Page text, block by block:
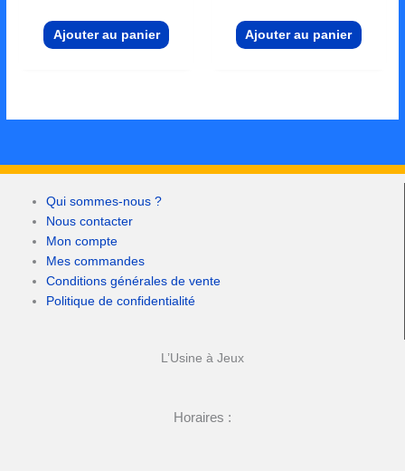
Ajouter au panier Ajouter au panier
Qui sommes-nous ?
Nous contacter
Mon compte
Mes commandes
Conditions générales de vente
Politique de confidentialité
L’Usine à Jeux
Horaires :